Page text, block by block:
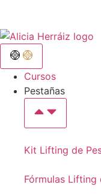
Cursos
Pestañas
Kit Lifting de
Fórmulas Lifting